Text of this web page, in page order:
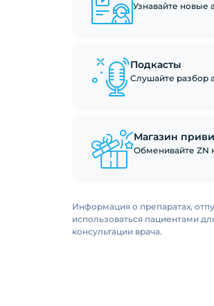
Узнавайте новые
Подкасты
Слушайте разбор
Магазин
Обменивайте ZN
Информация о препаратах,
использоваться пациентами
консультации врача.